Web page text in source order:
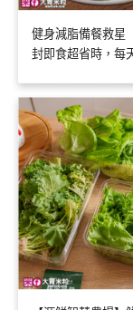
健身減脂備餐救星
封即食超省時，每